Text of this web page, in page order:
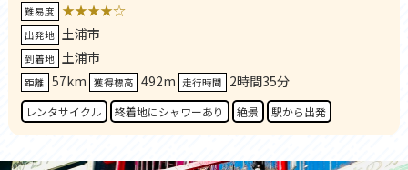
難易度 ★★★★☆
出発地 土浦市
到着地 土浦市
距離 57km 獲得標高 492m 走行時間 2時間35分
レンタサイクル 終着地にシャワーあり 絶景 駅から出発